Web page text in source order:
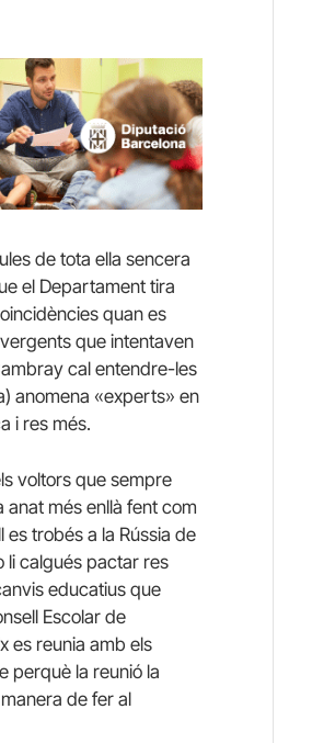
de tota ella sencera
el Departament tira
quan es
que intentaven
cal entendre-les
anomena «experts» en
i res més.
voltors que sempre
més enllà fent com
trobés a la Rússia de
li calgués pactar res
educatius que
Escolar de
es reunia amb els
perquè la reunió la
de fer al